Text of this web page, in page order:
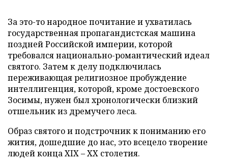
За это-то народное почитание и ухватилась
государственная пропагандистская машина
поздней Российской империи, которой
требовался национально-романтический идеал
святого. Затем к делу подключилась
переживающая религиозное пробуждение
интеллигенция, которой, кроме достоевского
Зосимы, нужен был хронологически близкий
отшельник из дремучего леса.
Образ святого и подстрочник к пониманию его
жития, дошедшие до нас, это всецело творение
людей конца XIX – XX столетия.